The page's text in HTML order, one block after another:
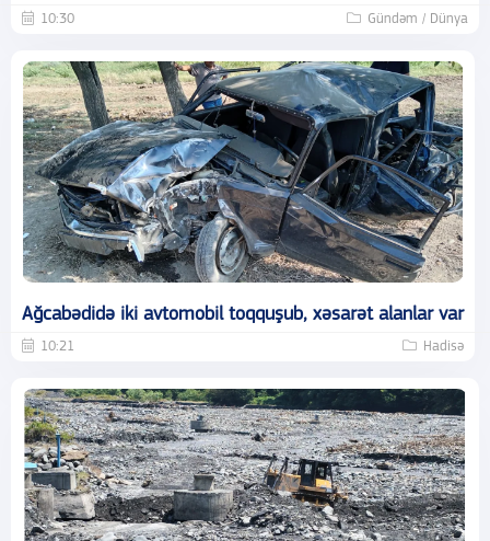
10:30 Gündəm / Dünya
Ağcabədidə iki avtomobil toqquşub, xəsarət alanlar var
10:21 Hadisə